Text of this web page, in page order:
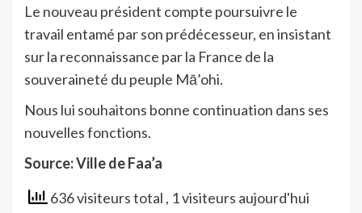
Le nouveau président compte poursuivre le
travail entamé par son prédécesseur, en insistant
sur la reconnaissance par la France de la
souveraineté du peuple Mā’ohi.
Nous lui souhaitons bonne continuation dans ses
nouvelles fonctions.
Source: Ville de Faa’a
636 visiteurs total , 1 visiteurs aujourd'hui